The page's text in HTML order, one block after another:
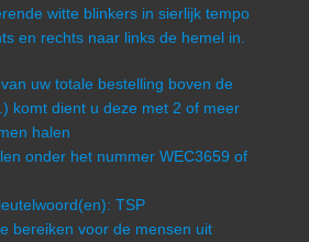
witte blinkers in sierlijk tempo
en rechts naar links de hemel in.
uw totale bestelling boven de
komt dient u deze met 2 of meer
halen
onder het nummer WEC3659 of
TSP
bereiken voor de mensen uit